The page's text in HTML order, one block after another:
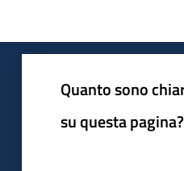
Quanto sono
su questa pagina?